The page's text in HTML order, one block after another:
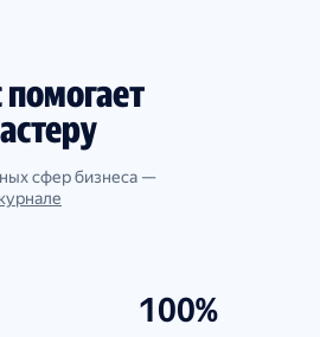
сфер бизнеса —
100%